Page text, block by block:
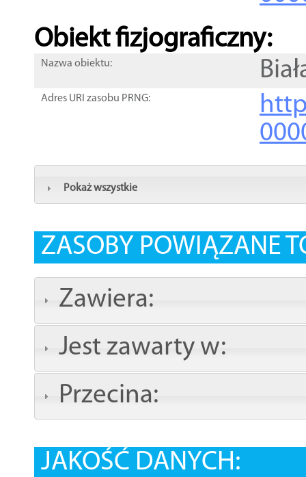
Obiekt fizjograficzny:
Nazwa obiektu:
Adres URI zasobu PRNG:
Pokaż wszystkie
ZASOBY POWIĄZANE
Zawiera:
Jest zawarty w:
Przecina:
JAKOŚĆ DANYCH: